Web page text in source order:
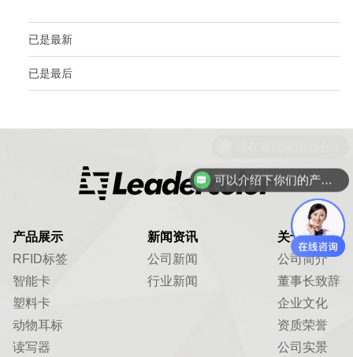
已是最新
已是最后
产品展示
RFID标签
智能卡
塑料卡
动物耳标
读写器
新闻资讯
公司新闻
行业新闻
关于我们
公司简介
董事长致辞
企业文化
资质荣誉
公司实景
可以介绍下你们的产品么？